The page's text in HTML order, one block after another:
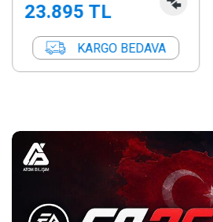
20.827 TL
KARGO BEDAVA